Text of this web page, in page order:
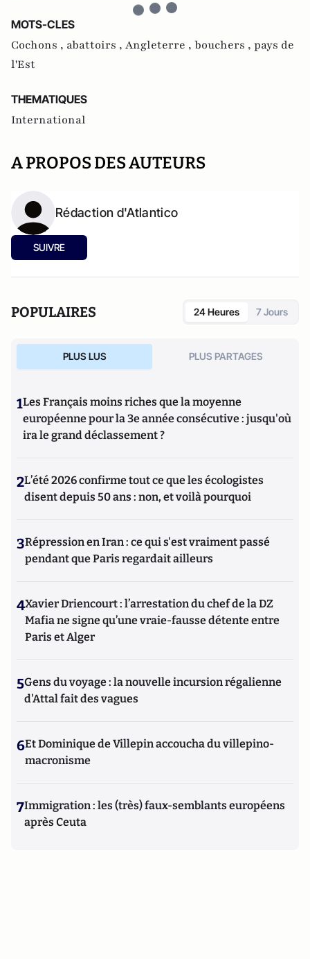
MOTS-CLES
Cochons , abattoirs , Angleterre , bouchers , pays de
l'Est
THEMATIQUES
International
A PROPOS DES AUTEURS
Rédaction d'Atlantico
SUIVRE
POPULAIRES 24 Heures 7 Jours
PLUS LUS PLUS PARTAGES
1Les Français moins riches que la moyenne
européenne pour la 3e année consécutive : jusqu'où
ira le grand déclassement ?
2L’été 2026 confirme tout ce que les écologistes
disent depuis 50 ans : non, et voilà pourquoi
3Répression en Iran : ce qui s'est vraiment passé
pendant que Paris regardait ailleurs
4Xavier Driencourt : l’arrestation du chef de la DZ
Mafia ne signe qu’une vraie-fausse détente entre
Paris et Alger
5Gens du voyage : la nouvelle incursion régalienne
d'Attal fait des vagues
6Et Dominique de Villepin accoucha du villepino-
macronisme
7Immigration : les (très) faux-semblants européens
après Ceuta